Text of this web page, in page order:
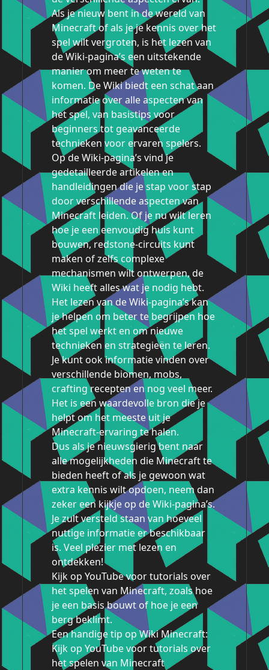
Als je nieuw bent in de wereld van
Minecraft of als je je kennis over het
spel wilt vergroten, is het lezen van
de Wiki-pagina’s een uitstekende
manier om meer te weten te
komen. De Wiki biedt een schat aan
informatie over alle aspecten van
het spel, van basistips voor
beginners tot geavanceerde
technieken voor ervaren spelers.
Op de Wiki-pagina’s vind je
gedetailleerde artikelen en
handleidingen die je stap voor stap
door verschillende aspecten van
Minecraft leiden. Of je nu wilt leren
hoe je een eenvoudig huis kunt
bouwen, redstone-circuits kunt
maken of zelfs complexe
mechanismen wilt ontwerpen, de
Wiki heeft alles wat je nodig hebt.
Het lezen van de Wiki-pagina’s kan
je helpen om beter te begrijpen hoe
het spel werkt en om nieuwe
technieken en strategieën te leren.
Je kunt ook informatie vinden over
verschillende biomen, mobs,
crafting recepten en nog veel meer.
Het is een waardevolle bron die je
helpt om het meeste uit je
Minecraft-ervaring te halen.
Dus als je nieuwsgierig bent naar
alle mogelijkheden die Minecraft te
bieden heeft of als je gewoon wat
extra kennis wilt opdoen, neem dan
zeker een kijkje op de Wiki-pagina’s.
Je zult versteld staan ​​van hoeveel
nuttige informatie er beschikbaar
is. Veel plezier met lezen en
ontdekken!
Kijk op YouTube voor tutorials over
het spelen van Minecraft, zoals hoe
je een basis bouwt of hoe je een
berg beklimt.
Een handige tip op Wiki Minecraft:
Kijk op YouTube voor tutorials over
het spelen van Minecraft